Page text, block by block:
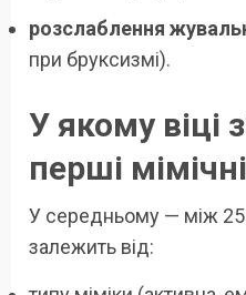
розслаблення
при бруксизмі).
У якому віці
перші
У середньому — між
залежить від: